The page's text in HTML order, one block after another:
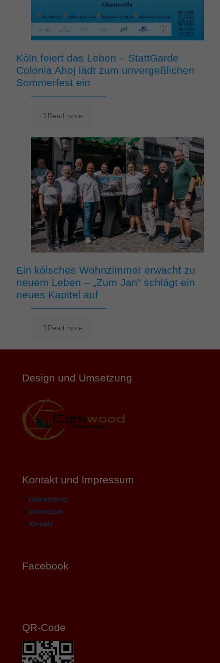
Köln feiert das Leben – StattGarde
Colonia Ahoj lädt zum unvergeßlichen
Sommerfest ein
Read more
Ein kölsches Wohnzimmer erwacht zu
neuem Leben – „Zum Jan“ schlägt ein
neues Kapitel auf
Read more
Design und Umsetzung
Kontakt und Impressum
Datenschutz
Impressum
Kontakt
Facebook
QR-Code